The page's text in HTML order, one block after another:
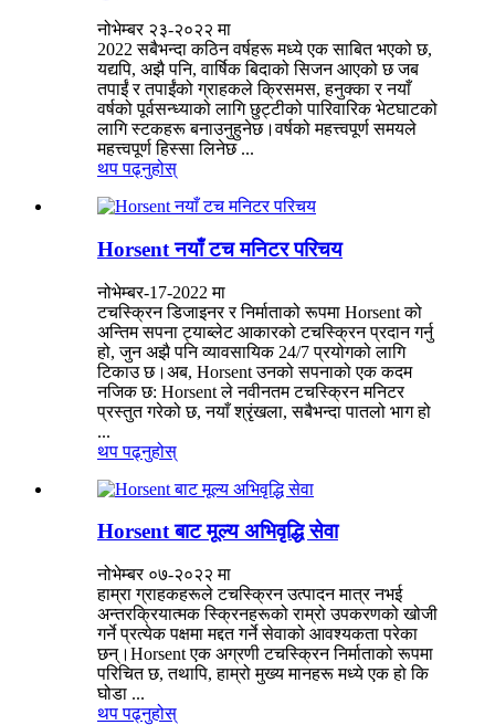
नोभेम्बर २३-२०२२ मा
2022 सबैभन्दा कठिन वर्षहरू मध्ये एक साबित भएको छ,
यद्यपि, अझै पनि, वार्षिक बिदाको सिजन आएको छ जब
तपाईं र तपाईंको ग्राहकले क्रिसमस, हनुक्का र नयाँ
वर्षको पूर्वसन्ध्याको लागि छुट्टीको पारिवारिक भेटघाटको
लागि स्टकहरू बनाउनुहुनेछ।वर्षको महत्त्वपूर्ण समयले
महत्त्वपूर्ण हिस्सा लिनेछ ...
थप पढ्नुहोस्
Horsent नयाँ टच मनिटर परिचय
नोभेम्बर-17-2022 मा
टचस्क्रिन डिजाइनर र निर्माताको रूपमा Horsent को
अन्तिम सपना ट्याब्लेट आकारको टचस्क्रिन प्रदान गर्नु
हो, जुन अझै पनि व्यावसायिक 24/7 प्रयोगको लागि
टिकाउ छ।अब, Horsent उनको सपनाको एक कदम
नजिक छ: Horsent ले नवीनतम टचस्क्रिन मनिटर
प्रस्तुत गरेको छ, नयाँ श्रृंखला, सबैभन्दा पातलो भाग हो
...
थप पढ्नुहोस्
Horsent बाट मूल्य अभिवृद्धि सेवा
नोभेम्बर ०७-२०२२ मा
हाम्रा ग्राहकहरूले टचस्क्रिन उत्पादन मात्र नभई
अन्तरक्रियात्मक स्क्रिनहरूको राम्रो उपकरणको खोजी
गर्ने प्रत्येक पक्षमा मद्दत गर्ने सेवाको आवश्यकता परेका
छन्।Horsent एक अग्रणी टचस्क्रिन निर्माताको रूपमा
परिचित छ, तथापि, हाम्रो मुख्य मानहरू मध्ये एक हो कि
घोडा ...
थप पढ्नुहोस्